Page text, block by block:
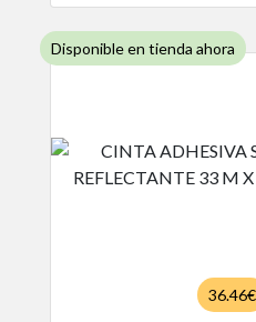
Disponible en tienda ahora
36.46€